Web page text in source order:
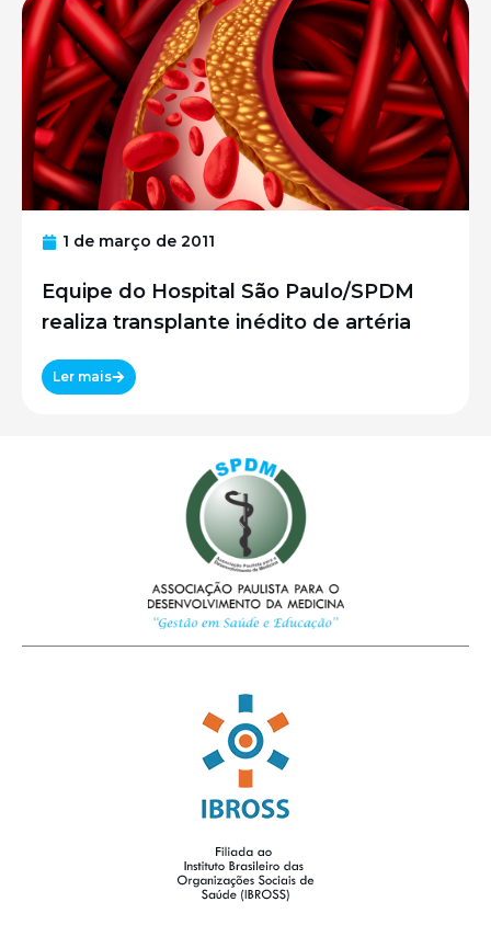
1 de março de 2011
Equipe do Hospital São Paulo/SPDM
realiza transplante inédito de artéria
Ler mais